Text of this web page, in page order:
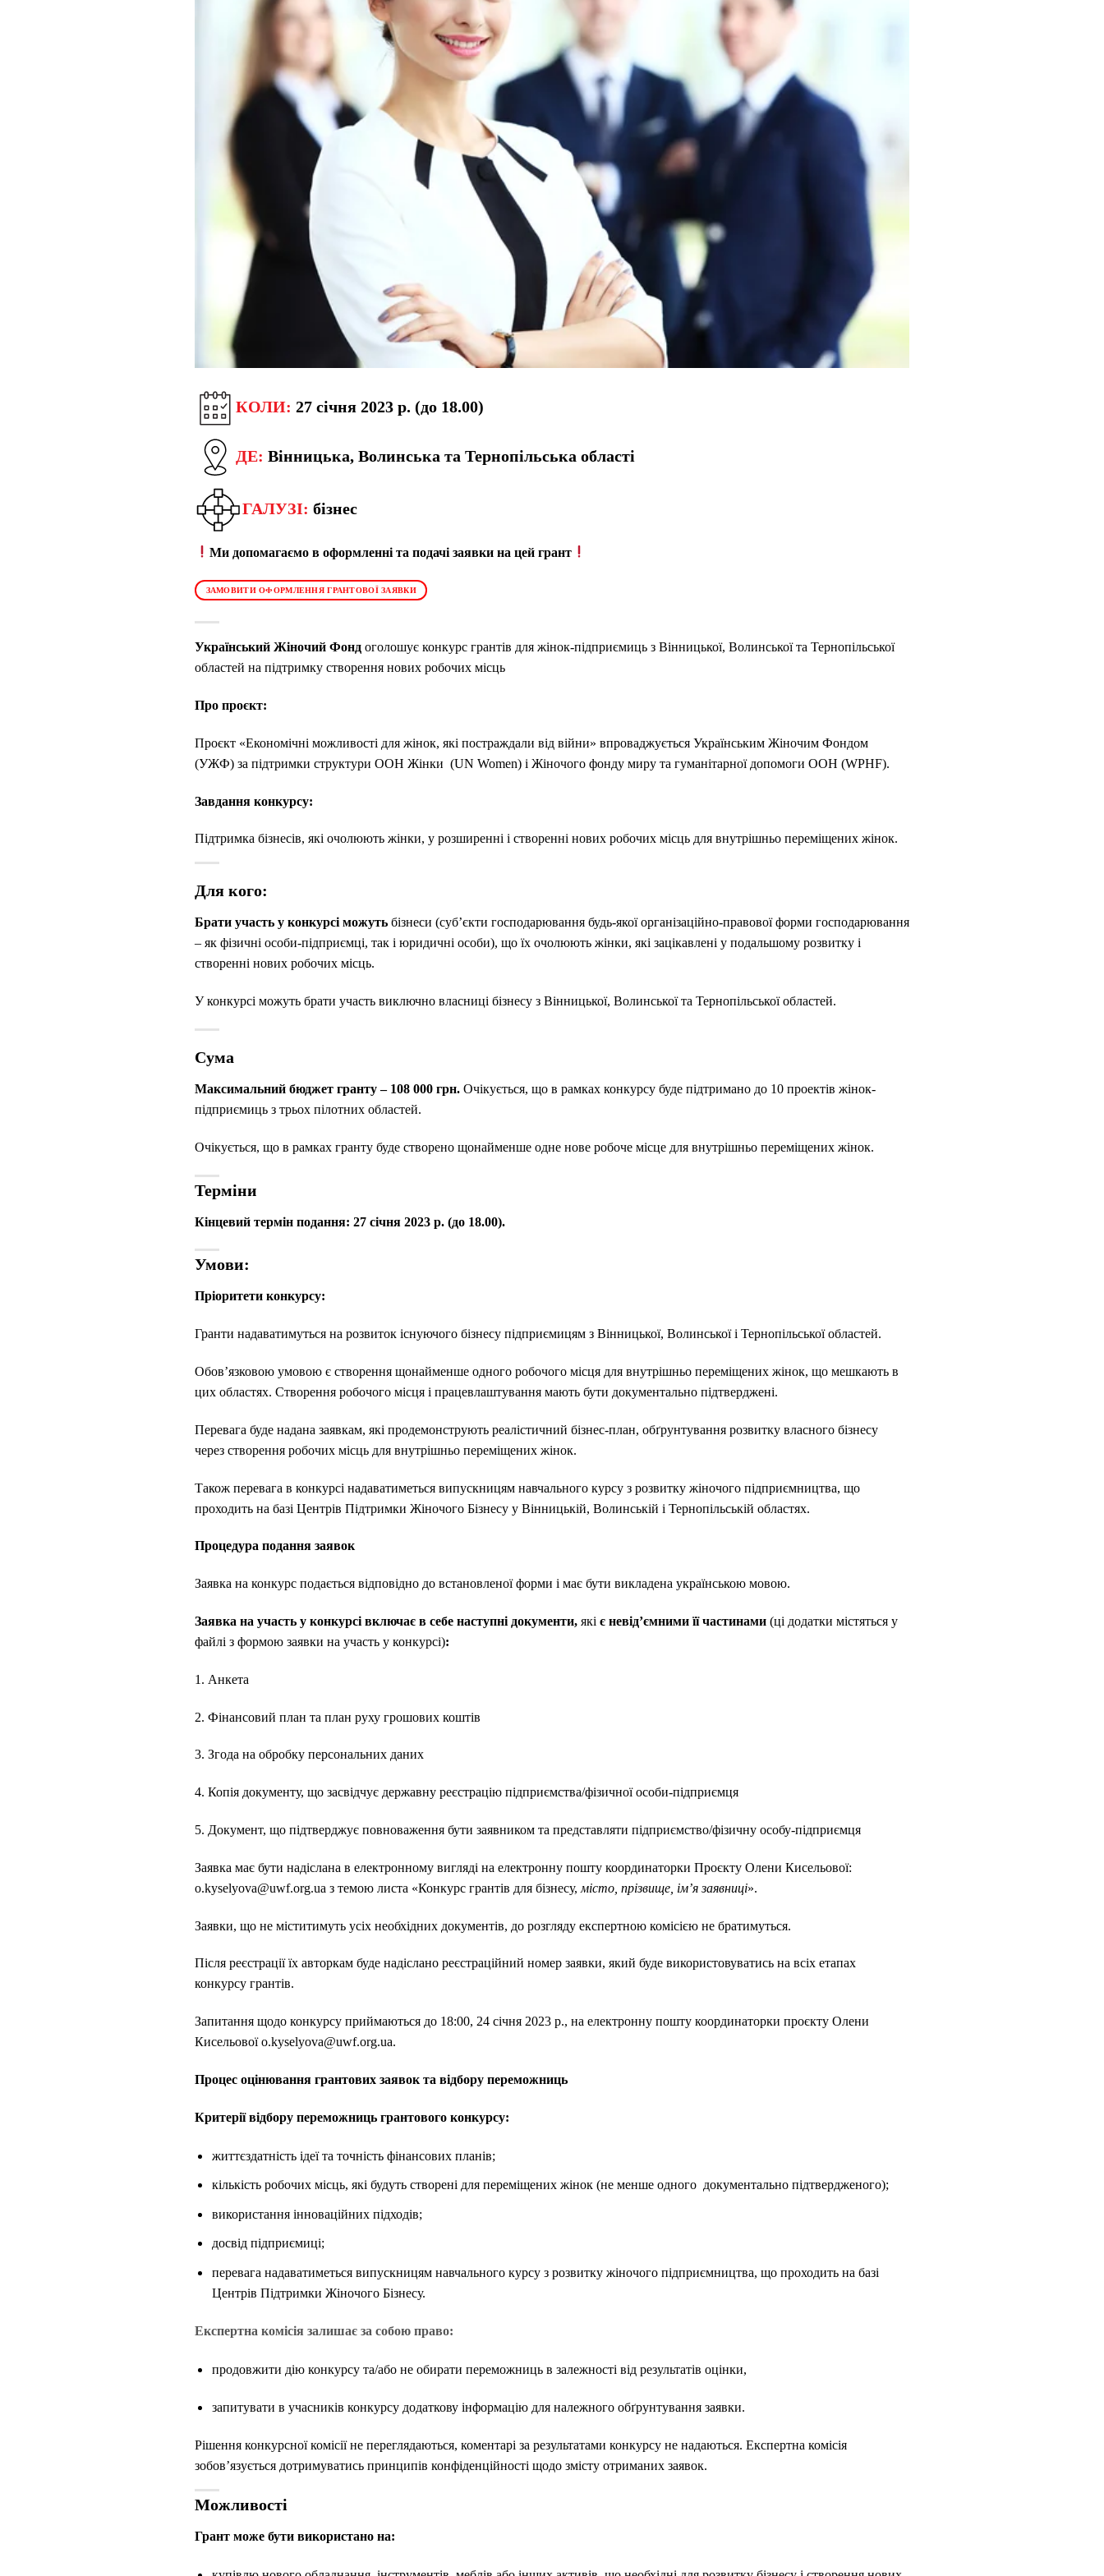
КОЛИ: 27 січня 2023 р. (до 18.00)
ДЕ: Вінницька, Волинська та Тернопільська області
ГАЛУЗІ: бізнес
Ми допомагаємо в оформленні та подачі заявки на цей грант
ЗАМОВИТИ ОФОРМЛЕННЯ ГРАНТОВОЇ ЗАЯВКИ
Український Жіночий Фонд оголошує конкурс грантів для жінок-підприємиць з Вінницької, Волинської та Тернопільської
областей на підтримку створення нових робочих місць
Про проєкт:
Проєкт «Економічні можливості для жінок, які постраждали від війни» впроваджується Українським Жіночим Фондом
(УЖФ) за підтримки структури ООН Жінки (UN Women) і Жіночого фонду миру та гуманітарної допомоги ООН (WPHF).
Завдання конкурсу:
Підтримка бізнесів, які очолюють жінки, у розширенні і створенні нових робочих місць для внутрішньо переміщених жінок.
Для кого:
Брати участь у конкурсі можуть бізнеси (суб’єкти господарювання будь-якої організаційно-правової форми господарювання
– як фізичні особи-підприємці, так і юридичні особи), що їх очолюють жінки, які зацікавлені у подальшому розвитку і
створенні нових робочих місць.
У конкурсі можуть брати участь виключно власниці бізнесу з Вінницької, Волинської та Тернопільської областей.
Сума
Максимальний бюджет гранту – 108 000 грн. Очікується, що в рамках конкурсу буде підтримано до 10 проектів жінок-
підприємиць з трьох пілотних областей.
Очікується, що в рамках гранту буде створено щонайменше одне нове робоче місце для внутрішньо переміщених жінок.
Терміни
Кінцевий термін подання: 27 січня 2023 р. (до 18.00).
Умови:
Пріоритети конкурсу:
Гранти надаватимуться на розвиток існуючого бізнесу підприємицям з Вінницької, Волинської і Тернопільської областей.
Обов’язковою умовою є створення щонайменше одного робочого місця для внутрішньо переміщених жінок, що мешкають в
цих областях. Створення робочого місця і працевлаштування мають бути документально підтверджені.
Перевага буде надана заявкам, які продемонструють реалістичний бізнес-план, обґрунтування розвитку власного бізнесу
через створення робочих місць для внутрішньо переміщених жінок.
Також перевага в конкурсі надаватиметься випускницям навчального курсу з розвитку жіночого підприємництва, що
проходить на базі Центрів Підтримки Жіночого Бізнесу у Вінницькій, Волинській і Тернопільській областях.
Процедура подання заявок
Заявка на конкурс подається відповідно до встановленої форми і має бути викладена українською мовою.
Заявка на участь у конкурсі включає в себе наступні документи, які є невід’ємними її частинами (ці додатки містяться у
файлі з формою заявки на участь у конкурсі):
1. Анкета
2. Фінансовий план та план руху грошових коштів
3. Згода на обробку персональних даних
4. Копія документу, що засвідчує державну реєстрацію підприємства/фізичної особи-підприємця
5. Документ, що підтверджує повноваження бути заявником та представляти підприємство/фізичну особу-підприємця
Заявка має бути надіслана в електронному вигляді на електронну пошту координаторки Проєкту Олени Кисельової:
o.kyselyova@uwf.org.ua з темою листа «Конкурс грантів для бізнесу, місто, прізвище, ім’я заявниці».
Заявки, що не міститимуть усіх необхідних документів, до розгляду експертною комісією не братимуться.
Після реєстрації їх авторкам буде надіслано реєстраційний номер заявки, який буде використовуватись на всіх етапах
конкурсу грантів.
Запитання щодо конкурсу приймаються до 18:00, 24 січня 2023 р., на електронну пошту координаторки проєкту Олени
Кисельової o.kyselyova@uwf.org.ua.
Процес оцінювання грантових заявок та відбору переможниць
Критерії відбору переможниць грантового конкурсу:
життєздатність ідеї та точність фінансових планів;
кількість робочих місць, які будуть створені для переміщених жінок (не менше одного документально підтвердженого);
використання інноваційних підходів;
досвід підприємиці;
перевага надаватиметься випускницям навчального курсу з розвитку жіночого підприємництва, що проходить на базі
Центрів Підтримки Жіночого Бізнесу.
Експертна комісія залишає за собою право:
продовжити дію конкурсу та/або не обирати переможниць в залежності від результатів оцінки,
запитувати в учасників конкурсу додаткову інформацію для належного обґрунтування заявки.
Рішення конкурсної комісії не переглядаються, коментарі за результатами конкурсу не надаються. Експертна комісія
зобов’язується дотримуватись принципів конфіденційності щодо змісту отриманих заявок.
Можливості
Грант може бути використано на: